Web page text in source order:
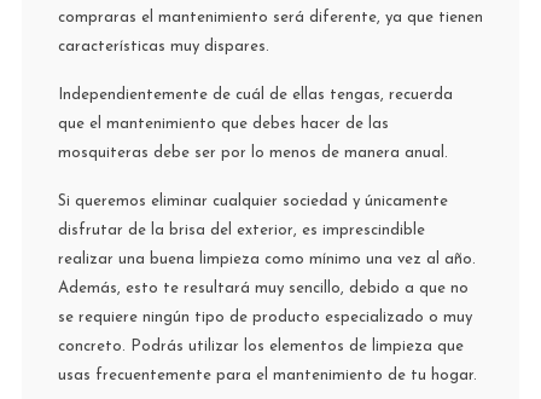
compraras el mantenimiento será diferente, ya que tienen
características muy dispares.
Independientemente de cuál de ellas tengas, recuerda
que el mantenimiento que debes hacer de las
mosquiteras debe ser por lo menos de manera anual.
Si queremos eliminar cualquier sociedad y únicamente
disfrutar de la brisa del exterior, es imprescindible
realizar una buena limpieza como mínimo una vez al año.
Además, esto te resultará muy sencillo, debido a que no
se requiere ningún tipo de producto especializado o muy
concreto. Podrás utilizar los elementos de limpieza que
usas frecuentemente para el mantenimiento de tu hogar.